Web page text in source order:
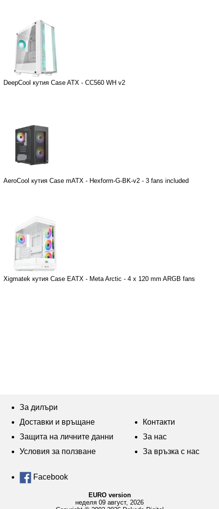
DeepCool кутия Case ATX - CC560 WH v2
AeroCool кутия Case mATX - Hexform-G-BK-v2 - 3 fans included
Xigmatek кутия Case EATX - Meta Arctic - 4 x 120 mm ARGB fans
За дилъри
Доставки и връщане
Защита на личните данни
Условия за ползване
Контакти
За нас
За връзка с нас
Facebook
EURO version
неделя 09 август, 2026